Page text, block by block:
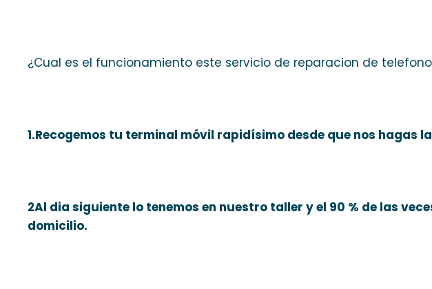
¿Cual es el funcionamiento este servicio de reparacion de
1.Recogemos tu terminal móvil rapidísimo desde que nos hagas
2Al dia siguiente lo tenemos en nuestro taller y el 90 % de las
domicilio.